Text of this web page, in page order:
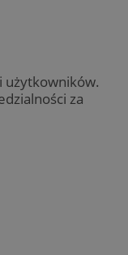
użytkowników.
za